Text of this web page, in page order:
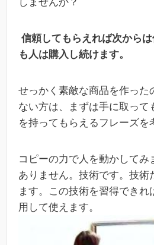
しませんか？
信頼してもらえれば次から
も人は購入し続けます。
せっかく素敵な商品を作った
ない方は、まずは手に取って
を持ってもらえるフレーズを
コピーの力で人を動かしてみ
ありません。技術です。技術
ます。この技術を習得できれ
用して使えます。